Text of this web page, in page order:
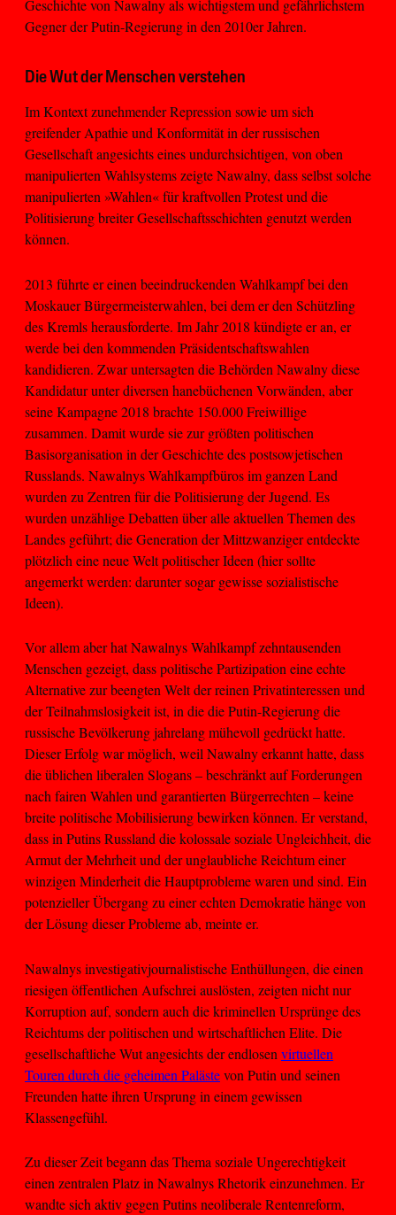
Geschichte von Nawalny als wichtigstem und gefährlichstem
Gegner der Putin-Regierung in den 2010er Jahren.
Die Wut der Menschen verstehen
Im Kontext zunehmender Repression sowie um sich
greifender Apathie und Konformität in der russischen
Gesellschaft angesichts eines undurchsichtigen, von oben
manipulierten Wahlsystems zeigte Nawalny, dass selbst solche
manipulierten »Wahlen« für kraftvollen Protest und die
Politisierung breiter Gesellschaftsschichten genutzt werden
können.
2013 führte er einen beeindruckenden Wahlkampf bei den
Moskauer Bürgermeisterwahlen, bei dem er den Schützling
des Kremls herausforderte. Im Jahr 2018 kündigte er an, er
werde bei den kommenden Präsidentschaftswahlen
kandidieren. Zwar untersagten die Behörden Nawalny diese
Kandidatur unter diversen hanebüchenen Vorwänden, aber
seine Kampagne 2018 brachte 150.000 Freiwillige
zusammen. Damit wurde sie zur größten politischen
Basisorganisation in der Geschichte des postsowjetischen
Russlands. Nawalnys Wahlkampfbüros im ganzen Land
wurden zu Zentren für die Politisierung der Jugend. Es
wurden unzählige Debatten über alle aktuellen Themen des
Landes geführt; die Generation der Mittzwanziger entdeckte
plötzlich eine neue Welt politischer Ideen (hier sollte
angemerkt werden: darunter sogar gewisse sozialistische
Ideen).
Vor allem aber hat Nawalnys Wahlkampf zehntausenden
Menschen gezeigt, dass politische Partizipation eine echte
Alternative zur beengten Welt der reinen Privatinteressen und
der Teilnahmslosigkeit ist, in die die Putin-Regierung die
russische Bevölkerung jahrelang mühevoll gedrückt hatte.
Dieser Erfolg war möglich, weil Nawalny erkannt hatte, dass
die üblichen liberalen Slogans – beschränkt auf Forderungen
nach fairen Wahlen und garantierten Bürgerrechten – keine
breite politische Mobilisierung bewirken können. Er verstand,
dass in Putins Russland die kolossale soziale Ungleichheit, die
Armut der Mehrheit und der unglaubliche Reichtum einer
winzigen Minderheit die Hauptprobleme waren und sind. Ein
potenzieller Übergang zu einer echten Demokratie hänge von
der Lösung dieser Probleme ab, meinte er.
Nawalnys investigativjournalistische Enthüllungen, die einen
riesigen öffentlichen Aufschrei auslösten, zeigten nicht nur
Korruption auf, sondern auch die kriminellen Ursprünge des
Reichtums der politischen und wirtschaftlichen Elite. Die
gesellschaftliche Wut angesichts der endlosen virtuellen
Touren durch die geheimen Palästevon Putin und seinen
Freunden hatte ihren Ursprung in einem gewissen
Klassengefühl.
Zu dieser Zeit begann das Thema soziale Ungerechtigkeit
einen zentralen Platz in Nawalnys Rhetorik einzunehmen. Er
wandte sich aktiv gegen Putins neoliberale Rentenreform,